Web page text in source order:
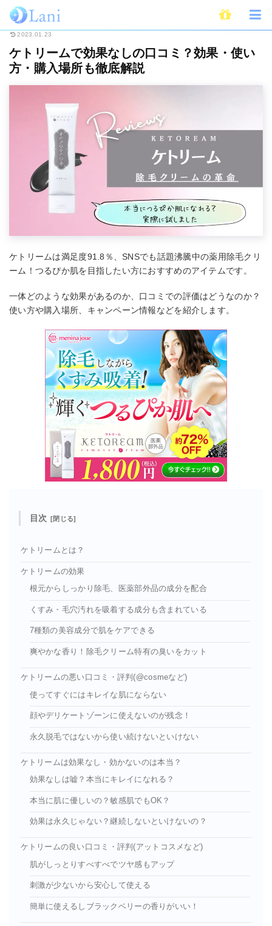
ホーム Beauty ケトリームで効果なしの口コミ？効果・使い方・購入場所
2023.01.23
ケトリームで効果なしの口コミ？効果・使い
方・購入場所も徹底解説
ケトリームは満足度91.8％、SNSでも話題沸騰中の薬用除毛クリ
ーム！つるぴか肌を目指したい方におすすめのアイテムです。
一体どのような効果があるのか、口コミでの評価はどうなのか？
使い方や購入場所、キャンペーン情報などを紹介します。
目次
ケトリームとは？
ケトリームの効果
根元からしっかり除毛、医薬部外品の成分を配合
くすみ・毛穴汚れを吸着する成分も含まれている
7種類の美容成分で肌をケアできる
爽やかな香り！除毛クリーム特有の臭いをカット
ケトリームの悪い口コミ・評判(@cosmeなど)
使ってすぐにはキレイな肌にならない
顔やデリケートゾーンに使えないのが残念！
永久脱毛ではないから使い続けないといけない
ケトリームは効果なし・効かないのは本当？
効果なしは嘘？本当にキレイになれる？
本当に肌に優しいの？敏感肌でもOK？
効果は永久じゃない？継続しないといけないの？
ケトリームの良い口コミ・評判(アットコスメなど)
肌がしっとりすべすべでツヤ感もアップ
刺激が少ないから安心して使える
簡単に使えるしブラックベリーの香りがいい！